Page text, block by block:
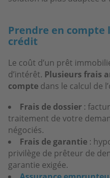
Prendre en compte
crédit
Le coût d’un prêt
d’intérêt. Plusieurs frais
compte dans le calcul de
Frais de dossier :
traitement de votre
négociés.
Frais de garantie :
privilège de prêteur de
garantie exigée.